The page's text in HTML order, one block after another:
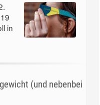
in
(und nebenbei